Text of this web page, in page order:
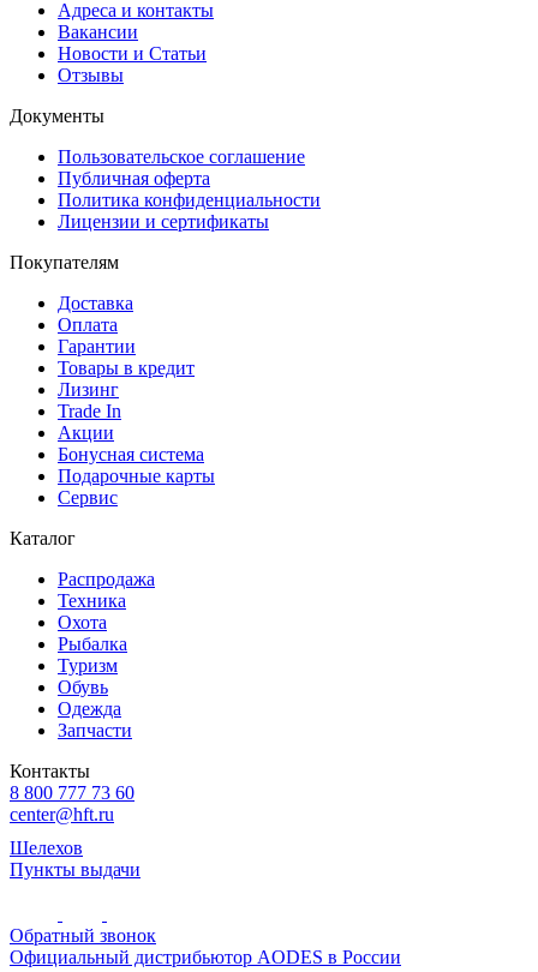
Адреса и контакты
Вакансии
Новости и Статьи
Отзывы
Документы
Пользовательское соглашение
Публичная оферта
Политика конфиденциальности
Лицензии и сертификаты
Покупателям
Доставка
Оплата
Гарантии
Товары в кредит
Лизинг
Trade In
Акции
Бонусная система
Подарочные карты
Сервис
Каталог
Распродажа
Техника
Охота
Рыбалка
Туризм
Обувь
Одежда
Запчасти
Контакты
8 800 777 73 60
center@hft.ru
Шелехов
Пункты выдачи
Обратный звонок
Официальный дистрибьютор AODES в России